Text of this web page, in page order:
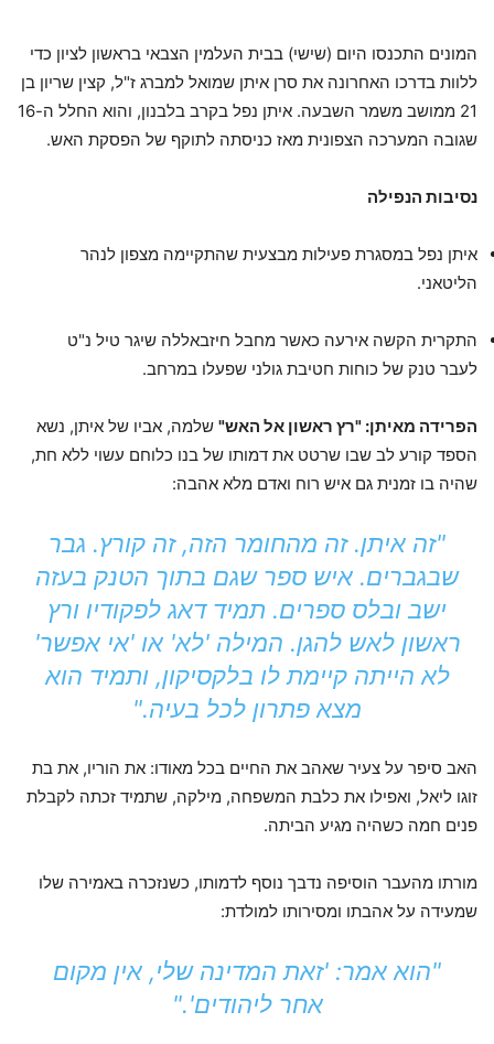
המונים התכנסו היום (שישי) בבית העלמין הצבאי בראשון לציון כדי
ללוות בדרכו האחרונה את סרן איתן שמואל למברג ז"ל, קצין שריון בן
21 ממושב משמר השבעה. איתן נפל בקרב בלבנון, והוא החלל ה-16
שגובה המערכה הצפונית מאז כניסתה לתוקף של הפסקת האש.
נסיבות הנפילה
איתן נפל במסגרת פעילות מבצעית שהתקיימה מצפון לנהר
הליטאני.
התקרית הקשה אירעה כאשר מחבל חיזבאללה שיגר טיל נ"ט
לעבר טנק של כוחות חטיבת גולני שפעלו במרחב.
הפרידה מאיתן: "רץ ראשון אל האש" שלמה, אביו של איתן, נשא
הספד קורע לב שבו שרטט את דמותו של בנו כלוחם עשוי ללא חת,
שהיה בו זמנית גם איש רוח ואדם מלא אהבה:
"זה איתן. זה מהחומר הזה, זה קורץ. גבר
שבגברים. איש ספר שגם בתוך הטנק בעזה
ישב ובלס ספרים. תמיד דאג לפקודיו ורץ
ראשון לאש להגן. המילה 'לא' או 'אי אפשר'
לא הייתה קיימת לו בלקסיקון, ותמיד הוא
מצא פתרון לכל בעיה."
האב סיפר על צעיר שאהב את החיים בכל מאודו: את הוריו, את בת
זוגו ליאל, ואפילו את כלבת המשפחה, מילקה, שתמיד זכתה לקבלת
פנים חמה כשהיה מגיע הביתה.
מורתו מהעבר הוסיפה נדבך נוסף לדמותו, כשנזכרה באמירה שלו
שמעידה על אהבתו ומסירותו למולדת:
"הוא אמר: 'זאת המדינה שלי, אין מקום
אחר ליהודים'."